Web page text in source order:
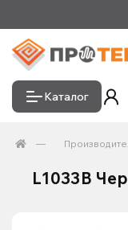
Каталог
L1033B